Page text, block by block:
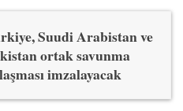
Suudi Arabistan ve
ortak savunma
imzalayacak